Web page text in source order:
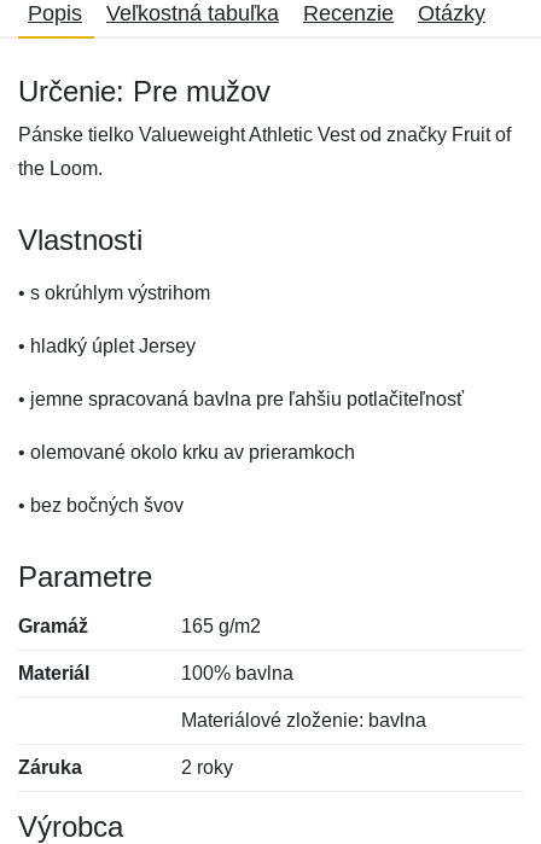
Popis Veľkostná tabuľka Recenzie Otázky
Určenie: Pre mužov
Pánske tielko Valueweight Athletic Vest od značky Fruit of
the Loom.
Vlastnosti
• s okrúhlym výstrihom
• hladký úplet Jersey
• jemne spracovaná bavlna pre ľahšiu potlačiteľnosť
• olemované okolo krku av prieramkoch
• bez bočných švov
Parametre
Gramáž 165 g/m2
Materiál 100% bavlna
Materiálové zloženie: bavlna
Záruka 2 roky
Výrobca